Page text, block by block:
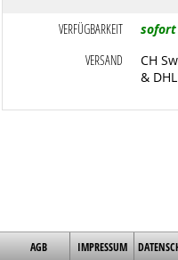
VERFÜGBARKEIT
VERSAND
CH
&
AGB IMPRESSUM